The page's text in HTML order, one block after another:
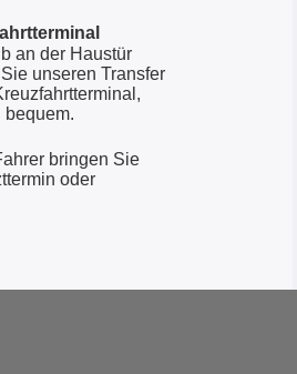
an der Haustür
unseren Transfer
bequem.
bringen Sie
oder